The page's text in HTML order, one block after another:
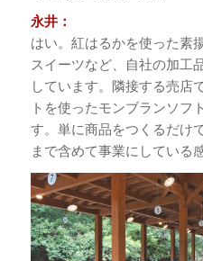
永井：
はい。紅はるかを使った素
スイーツなど、自社の加工
しています。隣接する売店
トを使ったモンブランソフ
す。単に商品をつくるだけ
まで含めて事業にしている